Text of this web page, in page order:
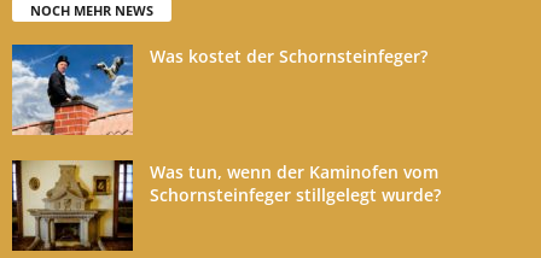
NOCH MEHR NEWS
Was kostet der Schornsteinfeger?
Was tun, wenn der Kaminofen vom
Schornsteinfeger stillgelegt wurde?